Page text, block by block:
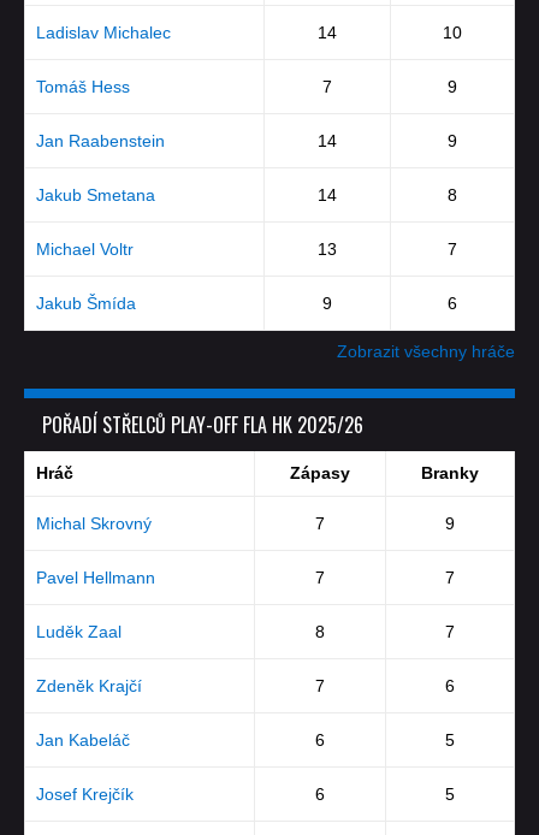
Ladislav Michalec 14 10
Tomáš Hess 7 9
Jan Raabenstein 14 9
Jakub Smetana 14 8
Michael Voltr 13 7
Jakub Šmída 9 6
Zobrazit všechny hráče
POŘADÍ STŘELCŮ PLAY-OFF FLA HK 2025/26
Hráč Zápasy Branky
Michal Skrovný 7 9
Pavel Hellmann 7 7
Luděk Zaal 8 7
Zdeněk Krajčí 7 6
Jan Kabeláč 6 5
Josef Krejčík 6 5